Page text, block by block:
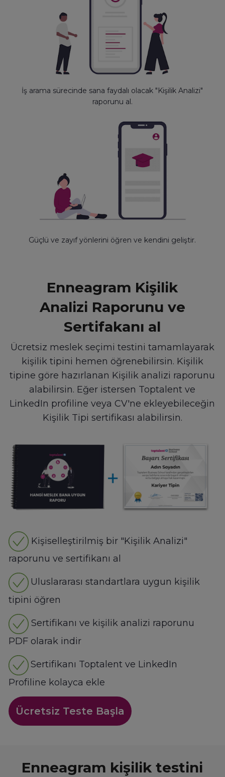
İş arama sürecinde sana faydalı olacak "Kişilik Analizi"
raporunu al.
Güçlü ve zayıf yönlerini öğren ve kendini geliştir.
Enneagram Kişilik
Analizi Raporunu ve
Sertifakanı al
Ücretsiz meslek seçimi testini tamamlayarak
kişilik tipini hemen öğrenebilirsin. Kişilik
tipine göre hazırlanan Kişilik analizi raporunu
alabilirsin. Eğer istersen Toptalent ve
LinkedIn profiline veya CV'ne ekleyebileceğin
Kişilik Tipi sertifikası alabilirsin.
Kişiselleştirilmiş bir "Kişilik Analizi"
raporunu ve sertifikanı al
Uluslararası standartlara uygun kişilik
tipini öğren
Sertifikanı ve kişilik analizi raporunu
PDF olarak indir
Sertifikanı Toptalent ve LinkedIn
Profiline kolayca ekle
Ücretsiz Teste Başla
Enneagram kişilik testini